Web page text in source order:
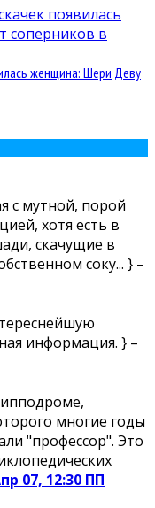
женщина: Шери Деву
с мутной, порой
хотя есть в
скачущие в
соку... } –
информация. } –
многие годы
"профессор". Это
07, 12:30 ПП